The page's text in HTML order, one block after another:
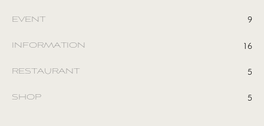
EVENT 9
INFORMATION 16
RESTAURANT 5
SHOP 5